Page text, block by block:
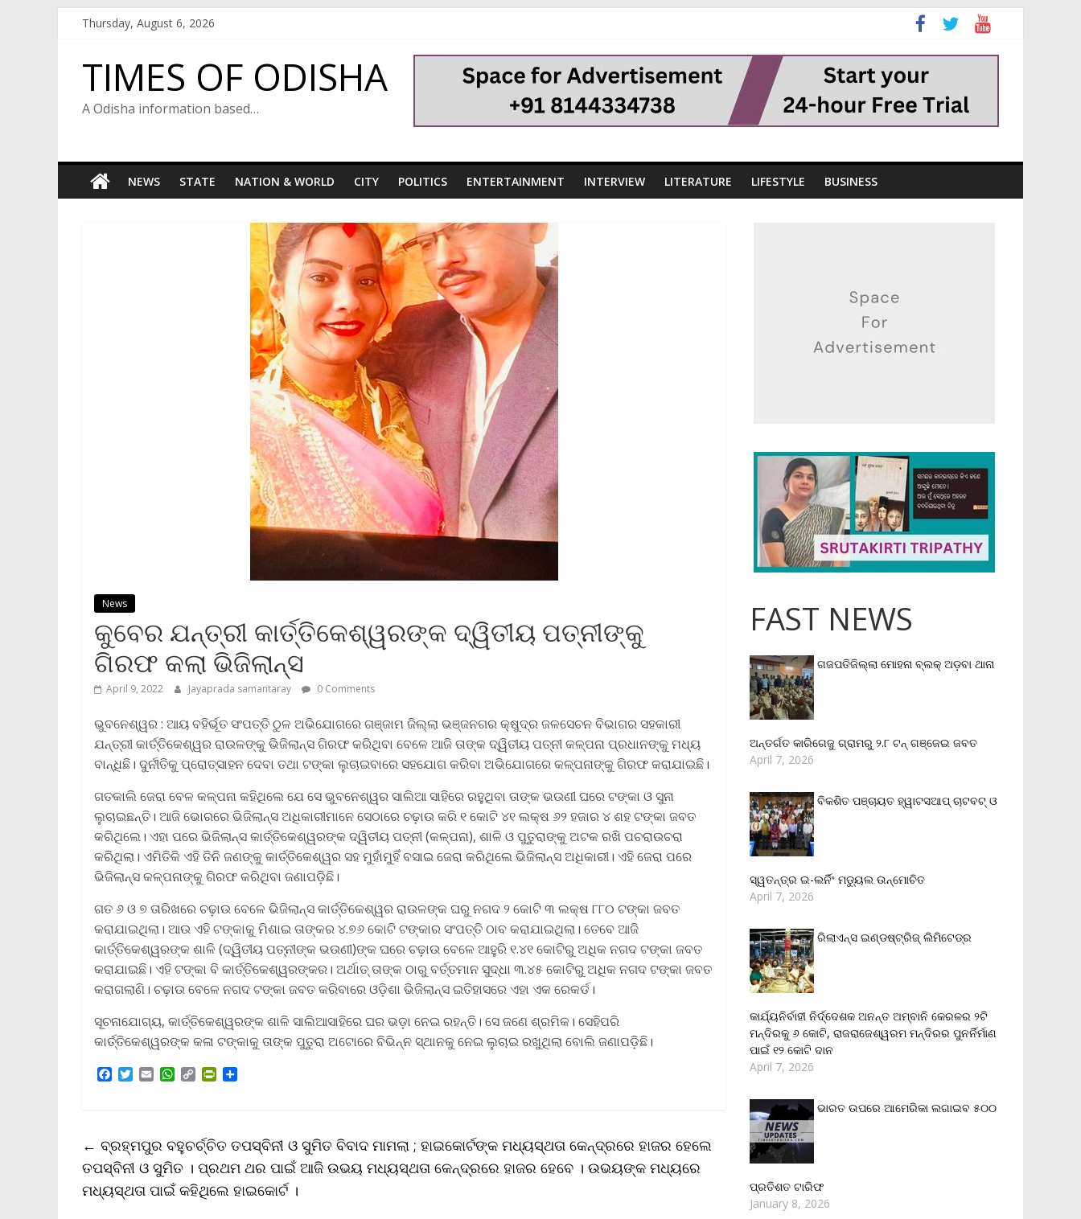
Thursday, August 6, 2026
TIMES OF ODISHA
A Odisha information based…
NEWS STATE NATION & WORLD CITY POLITICS ENTERTAINMENT INTERVIEW LITERATURE LIFESTYLE BUSINESS
News
କୁବେର ଯନ୍ତ୍ରୀ କାର୍ତ୍ତିକେଶ୍ୱରଙ୍କ ଦ୍ୱିତୀୟ ପତ୍ନୀଙ୍କୁ
ଗିରଫ କଲା ଭିଜିଲାନ୍ସ
April 9, 2022 Jayaprada samantaray 0 Comments
ଭୁବନେଶ୍ୱର : ଆୟ ବହିର୍ଭୂତ ସଂପତ୍ତି ଠୁଳ ଅଭିଯୋଗରେ ଗଞ୍ଜାମ ଜିଲ୍ଲା ଭଞ୍ଜନଗର କ୍ଷୁଦ୍ର ଜଳସେଚନ ବିଭାଗର ସହକାରୀ
ଯନ୍ତ୍ରୀ କାର୍ତ୍ତିକେଶ୍ୱର ରାଉଳଙ୍କୁ ଭିଜିଲାନ୍ସ ଗିରଫ କରିଥିବା ବେଳେ ଆଜି ତାଙ୍କ ଦ୍ୱିତୀୟ ପତ୍ନୀ କଳ୍ପନା ପ୍ରଧାନଙ୍କୁ ମଧ୍ୟ
ବାନ୍ଧିଛି। ଦୁର୍ନୀତିକୁ ପ୍ରୋତ୍ସାହନ ଦେବା ତଥା ଟଙ୍କା ଲୁଚାଇବାରେ ସହଯୋଗ କରିବା ଅଭିଯୋଗରେ କଳ୍ପନାଙ୍କୁ ଗିରଫ କରାଯାଇଛି।
ଗତକାଲି ଜେରା ବେଳ କଳ୍ପନା କହିଥିଲେ ଯେ ସେ ଭୁବନେଶ୍ୱର ସାଲିଆ ସାହିରେ ରହୁଥିବା ତାଙ୍କ ଭଉଣୀ ଘରେ ଟଙ୍କା ଓ ସୁନା
ଲୁଚାଇଛନ୍ତି। ଆଜି ଭୋରରେ ଭିଜିଲାନ୍ସ ଅଧିକାରୀମାନେ ସେଠାରେ ଚଢ଼ାଉ କରି ୧ କୋଟି ୪୧ ଲକ୍ଷ ୬୨ ହଜାର ୪ ଶହ ଟଙ୍କା ଜବତ
କରିଥିଲେ। ଏହା ପରେ ଭିଜିଲାନ୍ସ କାର୍ତ୍ତିକେଶ୍ୱରଙ୍କ ଦ୍ୱିତୀୟ ପତ୍ନୀ (କଳ୍ପନା), ଶାଳି ଓ ପୁତୁରାଙ୍କୁ ଅଟକ ରଖି ପଚରାଉଚରା
କରିଥିଲା। ଏମିତିକି ଏହି ତିନି ଜଣଙ୍କୁ କାର୍ତ୍ତିକେଶ୍ୱର ସହ ମୁହାଁମୁହିଁ ବସାଇ ଜେରା କରିଥିଲେ ଭିଜିଲାନ୍ସ ଅଧିକାରୀ। ଏହି ଜେରା ପରେ
ଭିଜିଲାନ୍ସ କଳ୍ପନାଙ୍କୁ ଗିରଫ କରିଥିବା ଜଣାପଡ଼ିଛି।
ଗତ ୬ ଓ ୭ ତାରିଖରେ ଚଢ଼ାଉ ବେଳେ ଭିଜିଲାନ୍ସ କାର୍ତ୍ତିକେଶ୍ୱର ରାଉଳଙ୍କ ଘରୁ ନଗଦ ୨ କୋଟି ୩ ଲକ୍ଷ ୮୮୦ ଟଙ୍କା ଜବତ
କରାଯାଇଥିଲା। ଆଉ ଏହି ଟଙ୍କାକୁ ମିଶାଇ ତାଙ୍କର ୪.୭୬ କୋଟି ଟଙ୍କାର ସଂପତ୍ତି ଠାବ କରାଯାଇଥିଲା। ତେବେ ଆଜି
କାର୍ତ୍ତିକେଶ୍ୱରଙ୍କ ଶାଳି (ଦ୍ୱିତୀୟ ପତ୍ନୀଙ୍କ ଭଉଣୀ)ଙ୍କ ଘରେ ଚଢ଼ାଉ ବେଳେ ଆହୁରି ୧.୪୧ କୋଟିରୁ ଅଧିକ ନଗଦ ଟଙ୍କା ଜବତ
କରାଯାଇଛି। ଏହି ଟଙ୍କା ବି କାର୍ତ୍ତିକେଶ୍ୱରଙ୍କର। ଅର୍ଥାତ୍ ତାଙ୍କ ଠାରୁ ବର୍ତ୍ତମାନ ସୁଦ୍ଧା ୩.୪୫ କୋଟିରୁ ଅଧିକ ନଗଦ ଟଙ୍କା ଜବତ
କରାଗଲାଣି। ଚଢ଼ାଉ ବେଳେ ନଗଦ ଟଙ୍କା ଜବତ କରିବାରେ ଓଡ଼ିଶା ଭିଜିଲାନ୍ସ ଇତିହାସରେ ଏହା ଏକ ରେକର୍ଡ।
ସୂଚନାଯୋଗ୍ୟ, କାର୍ତ୍ତିକେଶ୍ୱରଙ୍କ ଶାଳି ସାଲିଆସାହିରେ ଘର ଭଡ଼ା ନେଇ ରହନ୍ତି। ସେ ଜଣେ ଶ୍ରମିକ। ସେହିପରି
କାର୍ତ୍ତିକେଶ୍ୱରଙ୍କ କଳା ଟଙ୍କାକୁ ତାଙ୍କ ପୁତୁରା ଅଟୋରେ ବିଭିନ୍ନ ସ୍ଥାନକୁ ନେଇ ଲୁଚାଇ ରଖୁଥିଲା ବୋଲି ଜଣାପଡ଼ିଛି।
o
o
k
T
e
r
E
W
A
p
p
C
i
n
k
P
F
r
i
e
← ବ୍ରହ୍ମପୁର ବହୁଚର୍ଚ୍ଚିତ ତପସ୍ବିନୀ ଓ ସୁମିତ ବିବାଦ ମାମଲା ; ହାଇକୋର୍ଟଙ୍କ ମଧ୍ୟସ୍ଥତା କେନ୍ଦ୍ରରେ ହାଜର ହେଲେ
ତପସ୍ବିନୀ ଓ ସୁମିତ । ପ୍ରଥମ ଥର ପାଇଁ ଆଜି ଉଭୟ ମଧ୍ୟସ୍ଥତା କେନ୍ଦ୍ରରେ ହାଜର ହେବେ । ଉଭୟଙ୍କ ମଧ୍ୟରେ
ମଧ୍ୟସ୍ଥତା ପାଇଁ କହିଥିଲେ ହାଇକୋର୍ଟ ।
FAST NEWS
ଗଜପତିଜିଲ୍ଲା ମୋହନା ବ୍ଲକ୍‌ ଅଡ଼ବା ଥାନା
ଅନ୍ତର୍ଗତ କାରିଗେଜୁ ଗ୍ରାମରୁ ୨.୮ ଟନ୍ ଗଞ୍ଜେଇ ଜବତ
April 7, 2026
ବିକଶିତ ପଞ୍ଚାୟତ ହ୍ୱାଟସଆପ୍ ଚାଟବଟ୍ ଓ
ସ୍ୱତନ୍ତ୍ର ଇ-ଲର୍ନିଂ ମଡ୍ୟୁଲ ଉନ୍ମୋଚିତ
April 7, 2026
ରିଲାଏନ୍‌ସ ଇଣ୍ଡଷ୍ଟ୍ରିଜ୍ ଲିମିଟେଡ୍‌ର
କାର୍ଯ୍ୟନିର୍ବାହୀ ନିର୍ଦ୍ଦେଶକ ଅନନ୍ତ ଅମ୍ବାନି କେରଳର ୨ଟି
ମନ୍ଦିରକୁ ୬ କୋଟି, ରାଜରାଜେଶ୍ୱରମ ମନ୍ଦିରର ପୁନର୍ନିର୍ମାଣ
ପାଇଁ ୧୨ କୋଟି ଦାନ
April 7, 2026
ଭାରତ ଉପରେ ଆମେରିକା ଲଗାଇବ ୫୦୦
ପ୍ରତିଶତ ଟାରିଫ
January 8, 2026